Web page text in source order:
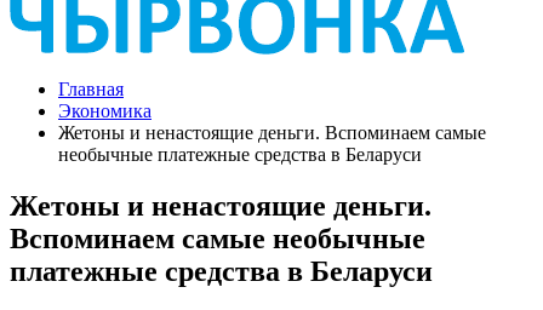
Главная
Экономика
Жетоны и ненастоящие деньги. Вспоминаем самые
необычные платежные средства в Беларуси
Жетоны и ненастоящие деньги.
Вспоминаем самые необычные
платежные средства в Беларуси